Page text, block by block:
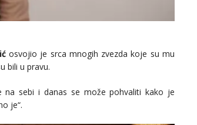
osvojio je srca mnogih zvezda koje su mu
bili u pravu.
na sebi i danas se može pohvaliti kako je
je“.